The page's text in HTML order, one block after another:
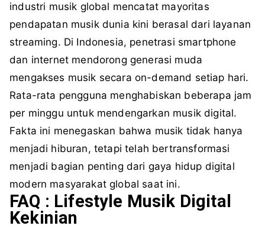
industri musik global mencatat mayoritas
pendapatan musik dunia kini berasal dari layanan
streaming. Di Indonesia, penetrasi smartphone
dan internet mendorong generasi muda
mengakses musik secara on-demand setiap hari.
Rata-rata pengguna menghabiskan beberapa jam
per minggu untuk mendengarkan musik digital.
Fakta ini menegaskan bahwa musik tidak hanya
menjadi hiburan, tetapi telah bertransformasi
menjadi bagian penting dari gaya hidup digital
modern masyarakat global saat ini.
FAQ : Lifestyle Musik Digital
Kekinian